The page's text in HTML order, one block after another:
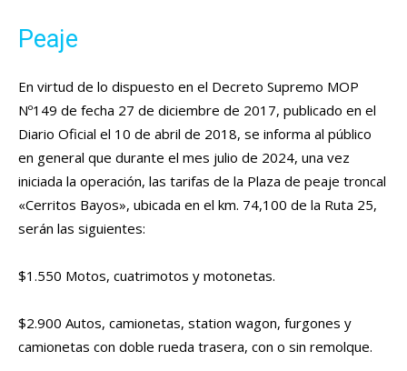
Peaje
En virtud de lo dispuesto en el Decreto Supremo MOP
Nº149 de fecha 27 de diciembre de 2017, publicado en el
Diario Oficial el 10 de abril de 2018, se informa al público
en general que durante el mes julio de 2024, una vez
iniciada la operación, las tarifas de la Plaza de peaje troncal
«Cerritos Bayos», ubicada en el km. 74,100 de la Ruta 25,
serán las siguientes:
$1.550 Motos, cuatrimotos y motonetas.
$2.900 Autos, camionetas, station wagon, furgones y
camionetas con doble rueda trasera, con o sin remolque.